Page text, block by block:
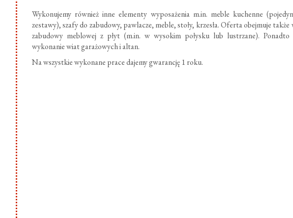
Wykonujemy również inne elementy wyposażenia m.in. meble kuchenne
zestawy), szafy do zabudowy, pawlacze, meble, stoły, krzesła. Oferta obejmuje także
zabudowy meblowej z płyt (m.in. w wysokim połysku lub lustrzane). Ponadto
wykonanie wiat garażowych i altan.
Na wszystkie wykonane prace dajemy gwarancję 1 roku.